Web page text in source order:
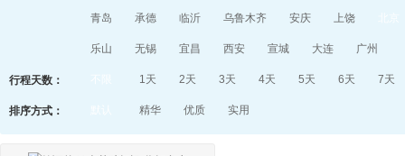
青岛 承德 临沂 乌鲁木齐 安庆 上饶
乐山 无锡 宜昌 西安 宣城 大连 广州
行程天数： 1天 2天 3天 4天 5天 6天 7天
排序方式： 精华 优质 实用